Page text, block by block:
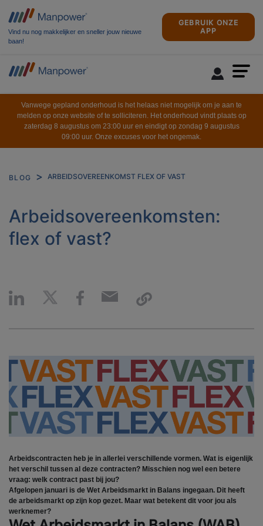
Vind nu nog makkelijker en sneller jouw nieuwe
baan!
GEBRUIK ONZE
APP
Vanwege gepland onderhoud is het helaas niet mogelijk om je aan te
melden op onze website of te solliciteren. Het onderhoud vindt plaats op
zaterdag 8 augustus om 23:00 uur en eindigt op zondag 9 augustus
09:00 uur. Onze excuses voor het ongemak.
BLOG ARBEIDSOVEREENKOMST FLEX OF VAST
Arbeidsovereenkomsten:
flex of vast?
Arbeidscontracten heb je in allerlei verschillende vormen. Wat is eigenlijk
het verschil tussen al deze contracten? Misschien nog wel een betere
vraag: welk contract past bij jou?
Afgelopen januari is de Wet Arbeidsmarkt in Balans ingegaan. Dit heeft
de arbeidsmarkt op zijn kop gezet. Maar wat betekent dit voor jou als
werknemer?